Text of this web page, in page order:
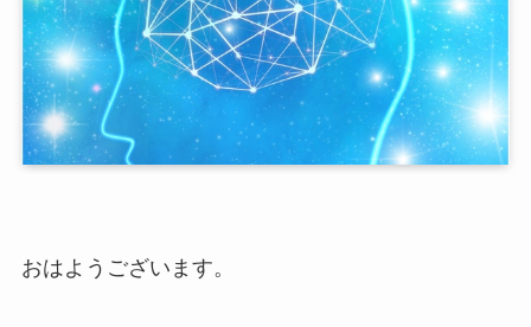
おはようございます。